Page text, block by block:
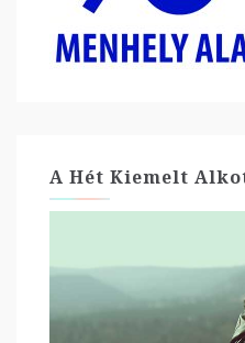
A Hét Kiemelt